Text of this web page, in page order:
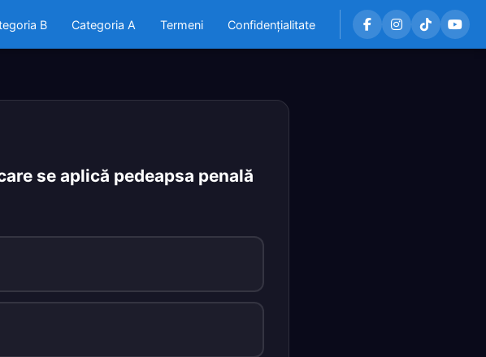
B Categoria A Termeni Confidențialitate
se aplică pedeapsa penală